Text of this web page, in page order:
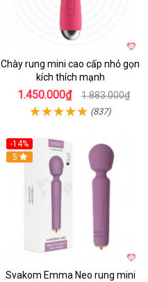
Chày rung mini cao cấp nhỏ gọn
kích thích mạnh
1.450.000₫ 1.883.000₫
(837)
-14%
Hot
5
Svakom Emma Neo rung mini